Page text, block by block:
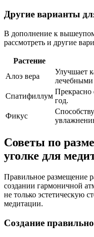
Другие варианты
В дополнение к
рассмотреть и другие
Растение
Алоэ вера
Улучшает
лечебными
Спатифиллум
Прекрасно
год.
Фикус
Советы по
уголке для
Правильное размещение
создании гармоничной
не только эстетическую
медитации.
Создание